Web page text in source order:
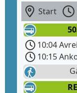
Start
10:04
10:15